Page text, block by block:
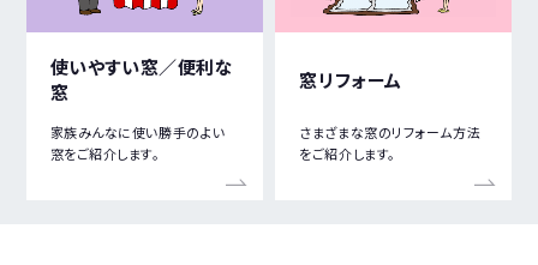
使いやすい窓／便利な
窓
家族みんなに使い勝手のよい
窓をご紹介します。
窓リフォーム
さまざまな窓のリフォーム方法
をご紹介します。